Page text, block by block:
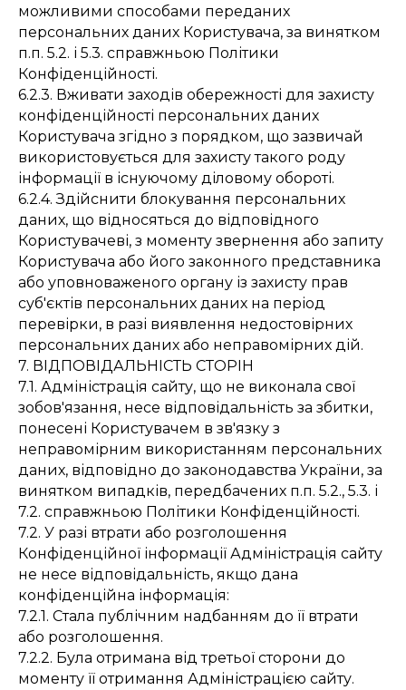
можливими способами переданих
персональних даних Користувача, за винятком
п.п. 5.2. і 5.3. справжньою Політики
Конфіденційності.
6.2.3. Вживати заходів обережності для захисту
конфіденційності персональних даних
Користувача згідно з порядком, що зазвичай
використовується для захисту такого роду
інформації в існуючому діловому обороті.
6.2.4. Здійснити блокування персональних
даних, що відносяться до відповідного
Користувачеві, з моменту звернення або запиту
Користувача або його законного представника
або уповноваженого органу із захисту прав
суб'єктів персональних даних на період
перевірки, в разі виявлення недостовірних
персональних даних або неправомірних дій.
7. ВІДПОВІДАЛЬНІСТЬ СТОРІН
7.1. Адміністрація сайту, що не виконала свої
зобов'язання, несе відповідальність за збитки,
понесені Користувачем в зв'язку з
неправомірним використанням персональних
даних, відповідно до законодавства України, за
винятком випадків, передбачених п.п. 5.2., 5.3. і
7.2. справжньою Політики Конфіденційності.
7.2. У разі втрати або розголошення
Конфіденційної інформації Адміністрація сайту
не несе відповідальність, якщо дана
конфіденційна інформація:
7.2.1. Стала публічним надбанням до її втрати
або розголошення.
7.2.2. Була отримана від третьої сторони до
моменту її отримання Адміністрацією сайту.